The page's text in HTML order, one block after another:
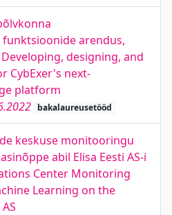
arendus,
designing, and
CybExer's next-
platform
bakalaureusetööd
keskuse monitooringu
abil Elisa Eesti AS-i
Center Monitoring
Learning on the